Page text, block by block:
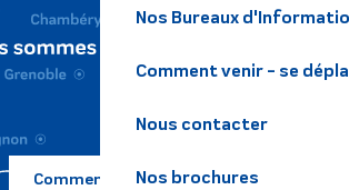
Nos Bureaux
Comment venir - se
Nous contacter
Nos brochures
Comment venir ?